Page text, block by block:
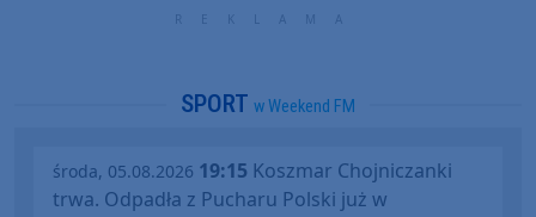
SPORT w Weekend FM
środa, 05.08.2026 19:15 Koszmar Chojniczanki
trwa. Odpadła z Pucharu Polski już w